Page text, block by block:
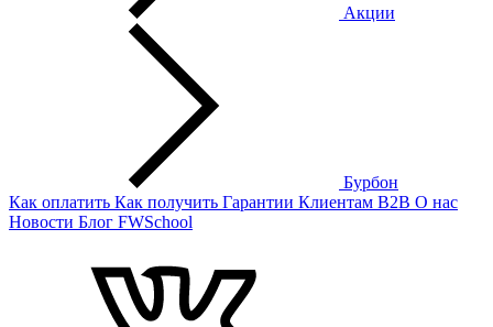
Акции
Бурбон
Как оплатить Как получить Гарантии Клиентам B2B О нас
Новости Блог FWSchool